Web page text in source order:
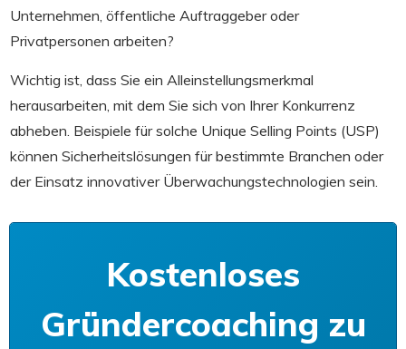
Unternehmen, öffentliche Auftraggeber oder
Privatpersonen arbeiten?
Wichtig ist, dass Sie ein Alleinstellungsmerkmal
herausarbeiten, mit dem Sie sich von Ihrer Konkurrenz
abheben. Beispiele für solche Unique Selling Points (USP)
können Sicherheitslösungen für bestimmte Branchen oder
der Einsatz innovativer Überwachungstechnologien sein.
Kostenloses
Gründercoaching zu